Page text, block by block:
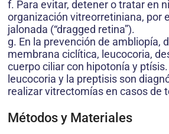
f. Para evitar, detener o tratar en
organización vitreorretiniana, por
jalonada (“dragged retina”).
g. En la prevención de ambliopía,
membrana ciclítica, leucocoria,
cuerpo ciliar con hipotonía y
leucocoria y la preptisis son
realizar vitrectomías en casos de
Métodos y Materiales